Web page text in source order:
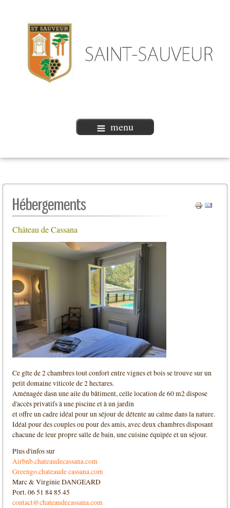
menu
Hébergements
Château de Cassana
Ce gîte de 2 chambres tout confort entre vignes et bois se trouve sur un
petit domaine viticole de 2 hectares.
Aménagée dasn une aile du bâtiment, celle location de 60 m2 dispose
d'accès privatifs à une piscine et à un jardin
et offre un cadre idéal pour un séjour de détente au calme dans la nature.
Idéal pour des couples ou pour des amis, avec deux chambres disposant
chacune de leur propre salle de bain, une cuisine équipée et un séjour.
Plus d'infos sur
Airbnb.chateaudecassana.com
Greengo.chateaude cassana.com
Marc & Virginie DANGEARD
Port. 06 51 84 85 45
contact@chateaudecassana.com